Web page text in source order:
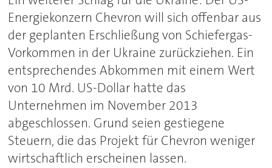
Energiekonzern Chevron will sich offenbar aus
der geplanten Erschließung von Schiefergas-
Vorkommen in der Ukraine zurückziehen. Ein
entsprechendes Abkommen mit einem Wert
von 10 Mrd. US-Dollar hatte das
Unternehmen im November 2013
abgeschlossen. Grund seien gestiegene
Steuern, die das Projekt für Chevron weniger
wirtschaftlich erscheinen lassen.